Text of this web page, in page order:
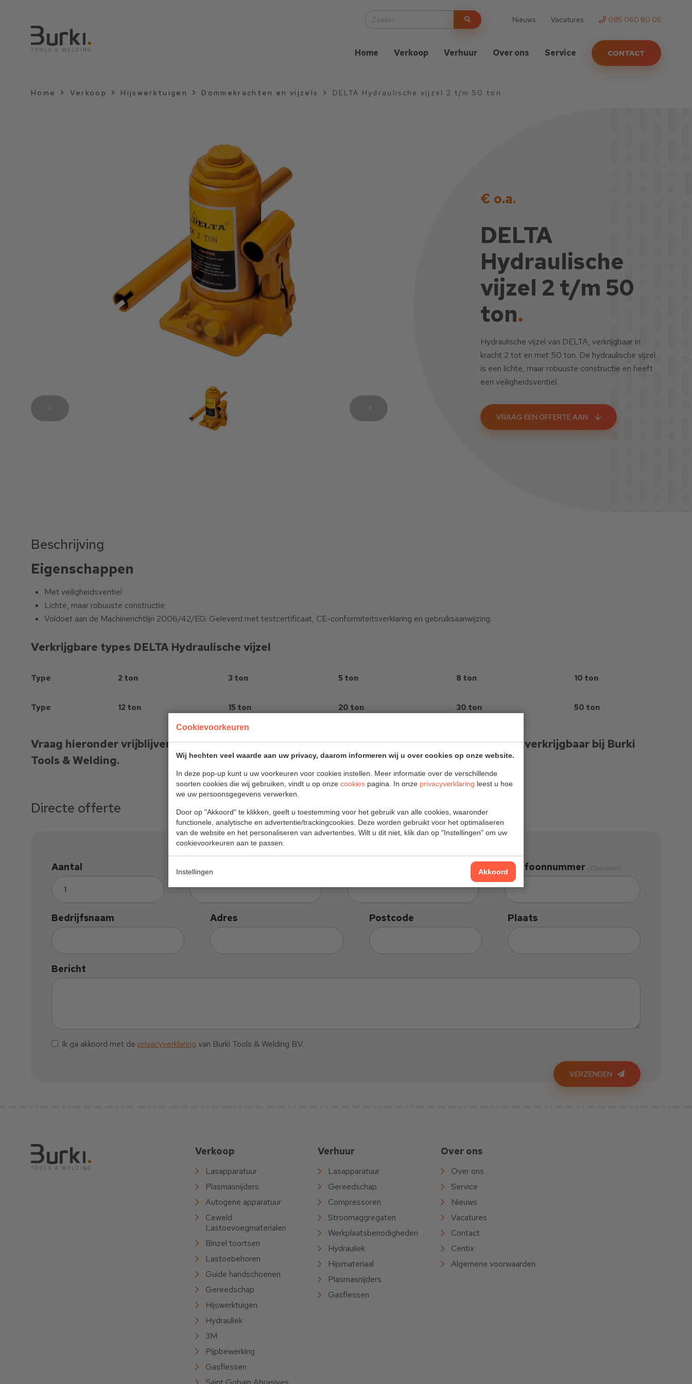
Cookievoorkeuren
Wij hechten veel waarde aan uw privacy, daarom informeren wij u over cookies op onze website.
In deze pop-up kunt u uw voorkeuren voor cookies instellen. Meer informatie over de verschillende
soorten cookies die wij gebruiken, vindt u op onze cookies pagina. In onze privacyverklaring leest u hoe
we uw persoonsgegevens verwerken.
Door op "Akkoord" te klikken, geeft u toestemming voor het gebruik van alle cookies, waaronder
functionele, analytische en advertentie/trackingcookies. Deze worden gebruikt voor het optimaliseren
van de website en het personaliseren van advertenties. Wilt u dit niet, klik dan op "Instellingen" om uw
cookievoorkeuren aan te passen.
Instellingen Akkoord
Nieuws Vacatures 085 060 80 05
Home Verkoop Verhuur Over ons Service CONTACT
Home Verkoop Hijswerktuigen Dommekrachten en vijzels DELTA Hydraulische vijzel 2 t/m 50 ton
€ o.a.
DELTA
Hydraulische
vijzel 2 t/m 50
ton.
Hydraulische vijzel van DELTA, verkrijgbaar in
kracht 2 tot en met 50 ton. De hydraulische vijzel
is een lichte, maar robuuste constructie en heeft
een veiligheidsventiel.
VRAAG EEN OFFERTE AAN
Beschrijving
Eigenschappen
Met veiligheidsventiel
Lichte, maar robuuste constructie
Voldoet aan de Machinerichtlijn 2006/42/EG. Geleverd met testcertificaat, CE-conformiteitsverklaring en gebruiksaanwijzing.
Verkrijgbare types DELTA Hydraulische vijzel
Type 2 ton 3 ton 5 ton 8 ton 10 ton
Type 12 ton 15 ton 20 ton 30 ton 50 ton
Vraag hieronder vrijblijvend een offerte aan voor de DELTA Hydraulische vijzel 2 t/m 50 ton, verkrijgbaar bij Burki
Tools & Welding.
Directe offerte
Aantal Volledige naam Telefoonnummer (Optioneel)
Bedrijfsnaam Adres Postcode Plaats
Bericht
Ik ga akkoord met de privacyverklaring van Burki Tools & Welding B.V.
VERZENDEN
Verkoop
Lasapparatuur
Plasmasnijders
Autogene apparatuur
Ceweld
Lastoevoegmaterialen
Binzel toortsen
Lastoebehoren
Guide handschoenen
Gereedschap
Hijswerktuigen
Hydrauliek
3M
Pijpbewerking
Gasflessen
Verhuur
Lasapparatuur
Gereedschap
Compressoren
Stroomaggregaten
Werkplaatsbenodigheden
Hydrauliek
Hijsmateriaal
Plasmasnijders
Gasflessen
Over ons
Over ons
Service
Nieuws
Vacatures
Contact
Centix
Algemene voorwaarden